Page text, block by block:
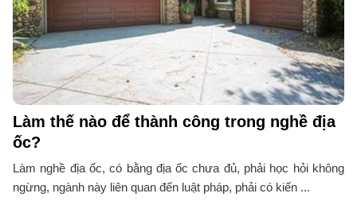
Làm thế nào để thành công trong nghề địa
ốc?
Làm nghề địa ốc, có bằng địa ốc chưa đủ, phải học hỏi không
ngừng, ngành này liên quan đến luật pháp, phải có kiến ...